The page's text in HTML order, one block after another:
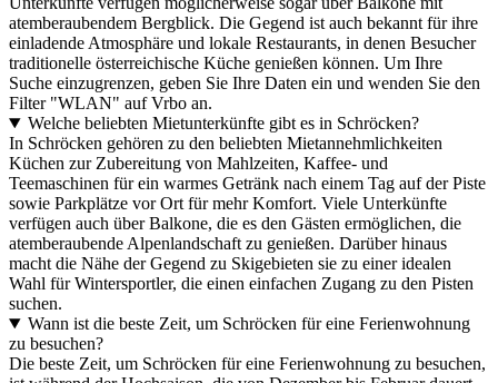
atemberaubendem Bergblick. Die Gegend ist auch bekannt für ihre
einladende Atmosphäre und lokale Restaurants, in denen Besucher
traditionelle österreichische Küche genießen können. Um Ihre
Suche einzugrenzen, geben Sie Ihre Daten ein und wenden Sie den
Filter "WLAN" auf Vrbo an.
Welche beliebten Mietunterkünfte gibt es in Schröcken?
In Schröcken gehören zu den beliebten Mietannehmlichkeiten
Küchen zur Zubereitung von Mahlzeiten, Kaffee- und
Teemaschinen für ein warmes Getränk nach einem Tag auf der Piste
sowie Parkplätze vor Ort für mehr Komfort. Viele Unterkünfte
verfügen auch über Balkone, die es den Gästen ermöglichen, die
atemberaubende Alpenlandschaft zu genießen. Darüber hinaus
macht die Nähe der Gegend zu Skigebieten sie zu einer idealen
Wahl für Wintersportler, die einen einfachen Zugang zu den Pisten
suchen.
Wann ist die beste Zeit, um Schröcken für eine Ferienwohnung
zu besuchen?
Die beste Zeit, um Schröcken für eine Ferienwohnung zu besuchen,